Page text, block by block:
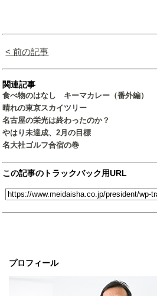
プロフィール
< 前の記事
関連記事
食べ物のはなし キーマカレー（番外編）
晴れの東京スカイツリー
名古屋の栄光は終わったのか？
やはり未達成、2月の目標
名大社ゴルフ合宿の巻
この記事のトラックバック用URL